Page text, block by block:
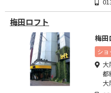
梅田ロフト
梅田
ショ
大
都
大